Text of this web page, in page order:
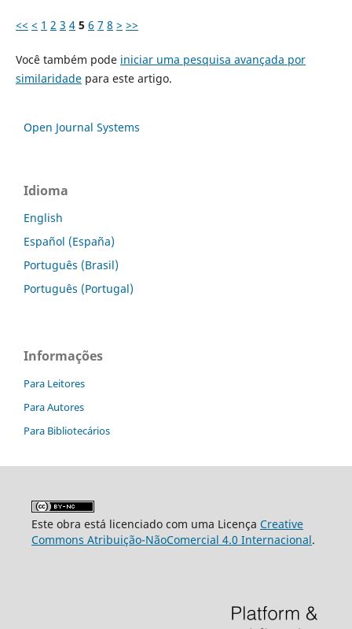
<< < 1 2 3 4 5 6 7 8 > >>
Você também pode iniciar uma pesquisa avançada por
similaridadepara este artigo.
Open Journal Systems
Idioma
English
Español (España)
Português (Brasil)
Português (Portugal)
Informações
Para Leitores
Para Autores
Para Bibliotecários
Este obra está licenciado com uma Licença Creative
Commons Atribuição-NãoComercial 4.0 Internacional.